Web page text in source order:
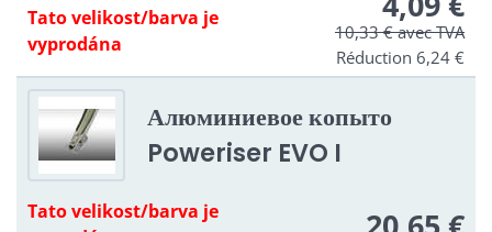
Tato velikost/barva je
vyprodána
10,33 €avec TVA
Réduction 6,24 €
Алюминиевое копыто
Poweriser EVO I
Tato velikost/barva je